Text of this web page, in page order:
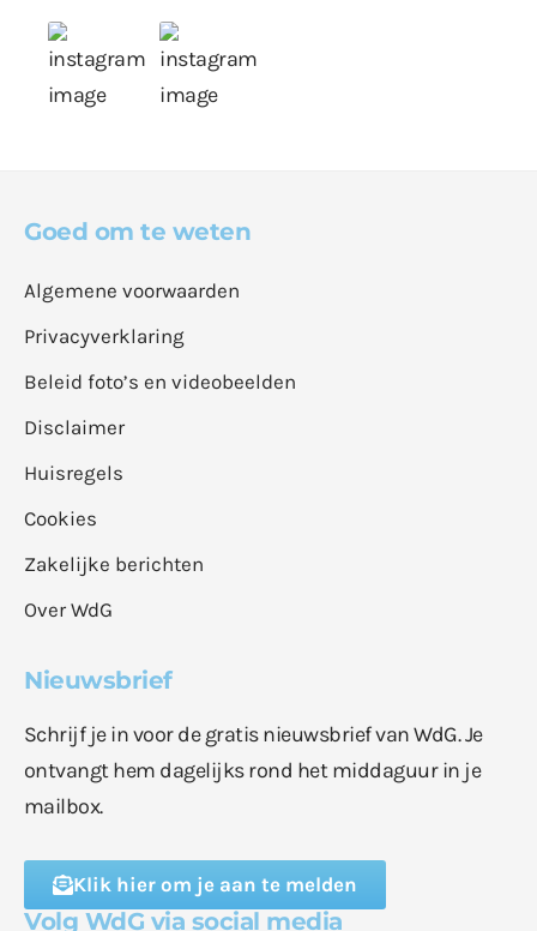
Goed om te weten
Algemene voorwaarden
Privacyverklaring
Beleid foto’s en videobeelden
Disclaimer
Huisregels
Cookies
Zakelijke berichten
Over WdG
Nieuwsbrief
Schrijf je in voor de gratis nieuwsbrief van WdG. Je
ontvangt hem dagelijks rond het middaguur in je
mailbox.
Klik hier om je aan te melden
Volg WdG via social media